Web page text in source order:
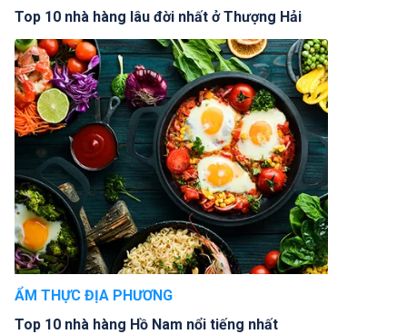
Top 10 nhà hàng lâu đời nhất ở Thượng Hải
ẨM THỰC ĐỊA PHƯƠNG
Top 10 nhà hàng Hồ Nam nổi tiếng nhất